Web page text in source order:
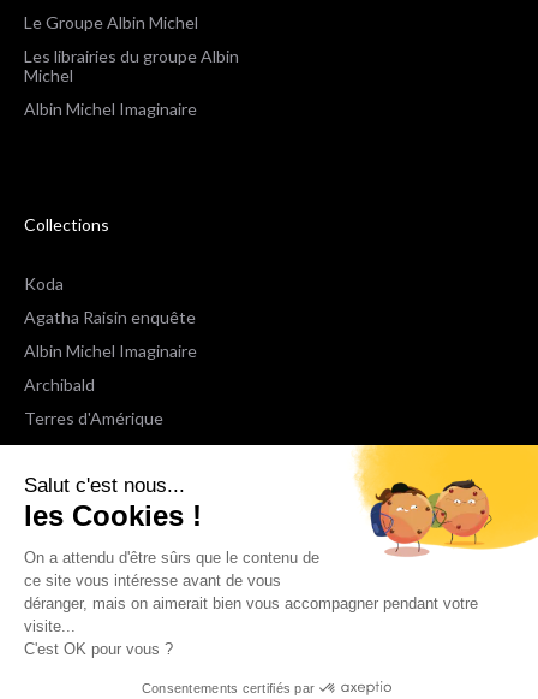
Salut c'est nous...
les Cookies !
On a attendu d'être sûrs que le contenu de
ce site vous intéresse avant de vous
déranger, mais on aimerait bien vous accompagner pendant votre
visite...
C'est OK pour vous ?
Consentements certifiés par
Le Groupe Albin Michel
Les librairies du groupe Albin
Michel
Albin Michel Imaginaire
Collections
Koda
Agatha Raisin enquête
Albin Michel Imaginaire
Archibald
Terres d'Amérique
Espaces Libres Poche
NOX
Wiz
Voir toutes les collections
Nous suivre